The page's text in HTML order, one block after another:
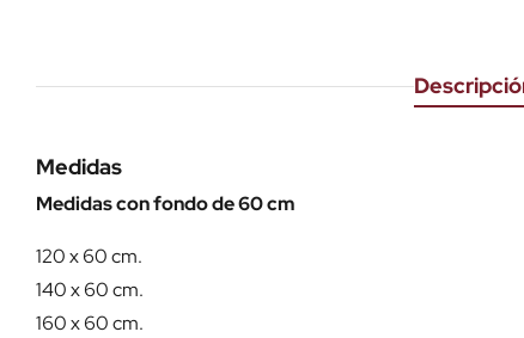
Medidas
Medidas con fondo de 60 cm
120 x 60 cm.
140 x 60 cm.
160 x 60 cm.